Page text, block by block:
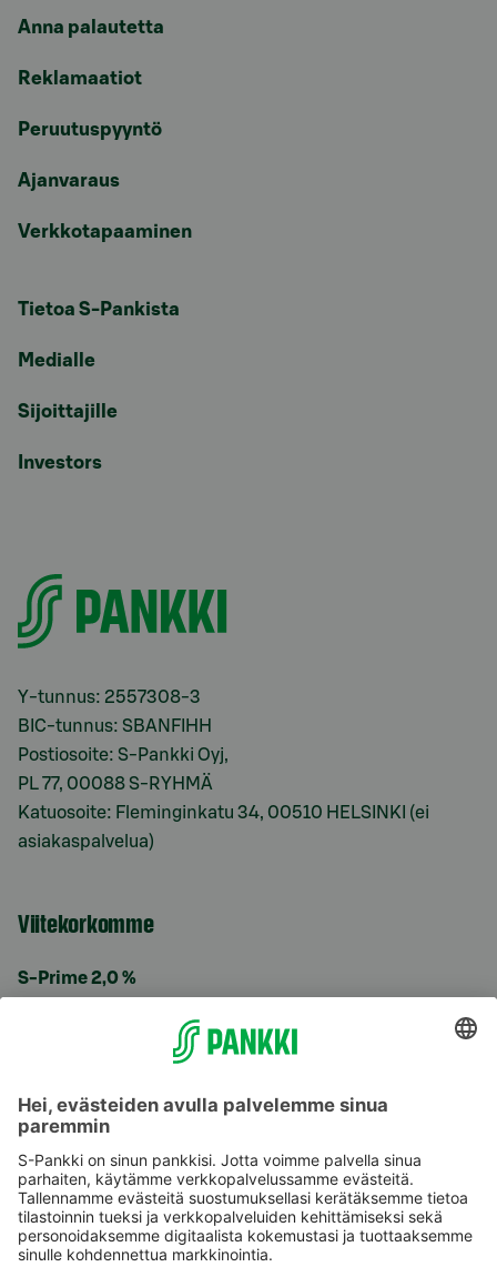
Anna palautetta
Reklamaatiot
Peruutuspyyntö
Ajanvaraus
Verkkotapaaminen
Tietoa S-Pankista
Medialle
Sijoittajille
Investors
Y-tunnus: 2557308-3
BIC-tunnus: SBANFIHH
Postiosoite: S-Pankki Oyj,
PL 77, 00088 S-RYHMÄ
Katuosoite: Fleminginkatu 34, 00510 HELSINKI (ei
asiakaspalvelua)
Viitekorkomme
S-Prime 2,0 %
Käyttöehdot